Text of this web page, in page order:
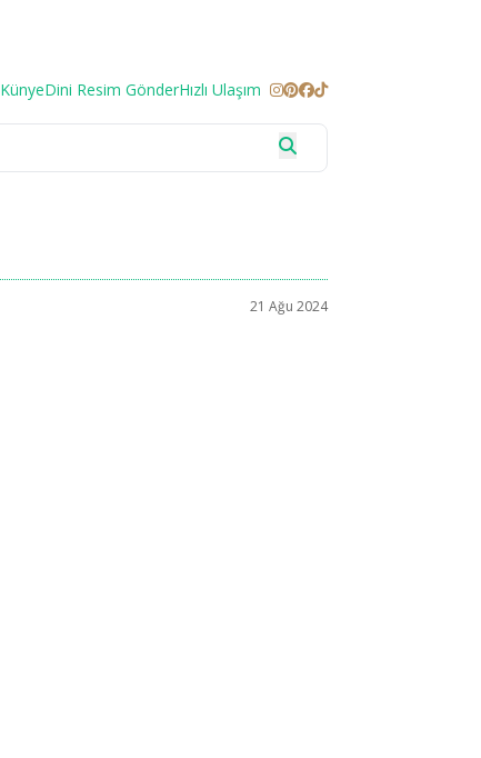
KünyeDini Resim GönderHızlı Ulaşım
21 Ağu 2024